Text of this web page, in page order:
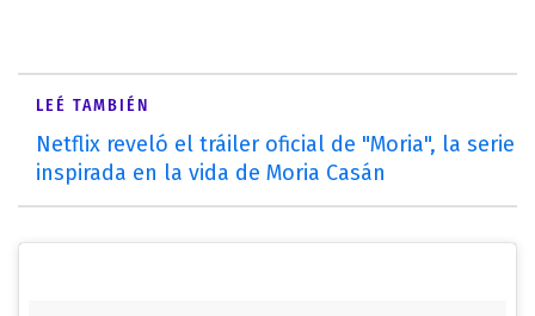
LEÉ TAMBIÉN
Netflix reveló el tráiler oficial de "Moria", la serie
inspirada en la vida de Moria Casán